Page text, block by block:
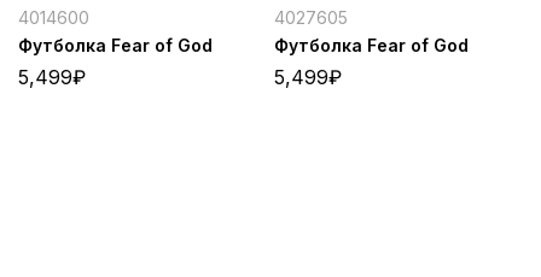
4014600
Футболка Fear of God
5,499₽
4027605
Футболка Fear of God
5,499₽